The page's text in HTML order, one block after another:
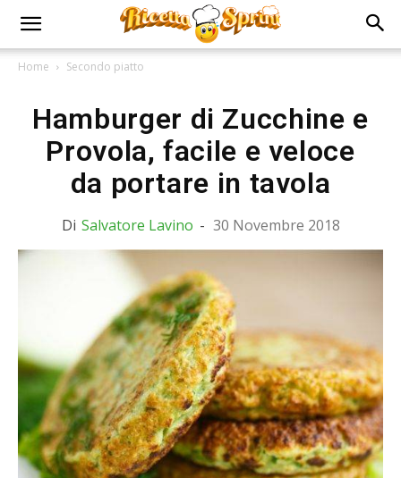
Home Secondo piatto
Hamburger di Zucchine e
Provola, facile e veloce
da portare in tavola
Di Salvatore Lavino - 30 Novembre 2018